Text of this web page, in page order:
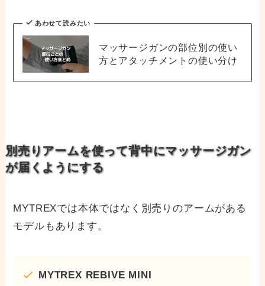
あわせて読みたい
マッサージガンの部位別の使い
方とアタッチメントの使い分け
別売りアームを使って背中にマッサージガン
が届くようにする
MYTREXでは本体ではなく別売りのアームがある
モデルもあります。
MYTREX REBIVE MINI